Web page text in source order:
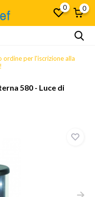
0 0
ordine per l'iscrizione alla
580 - Luce di